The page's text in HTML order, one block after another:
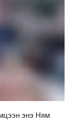
энэ Ням